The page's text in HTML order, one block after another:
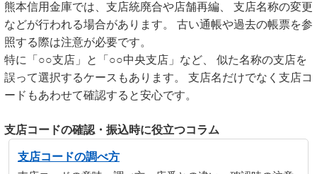
熊本信用金庫では、支店統廃合や店舗再編、 支店名称の変更
などが行われる場合があります。 古い通帳や過去の帳票を参
照する際は注意が必要です。
特に「○○支店」と「○○中央支店」など、 似た名称の支店を
誤って選択するケースもあります。 支店名だけでなく支店コ
ードもあわせて確認すると安心です。
支店コードの確認・振込時に役立つコラム
支店コードの調べ方